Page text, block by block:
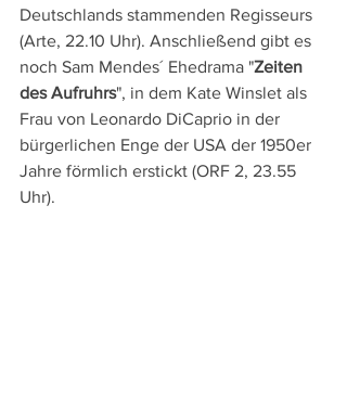
Deutschlands stammenden Regisseurs
(Arte, 22.10 Uhr). Anschließend gibt es
noch Sam Mendes´ Ehedrama "Zeiten
des Aufruhrs", in dem Kate Winslet als
Frau von Leonardo DiCaprio in der
bürgerlichen Enge der USA der 1950er
Jahre förmlich erstickt (ORF 2, 23.55
Uhr).